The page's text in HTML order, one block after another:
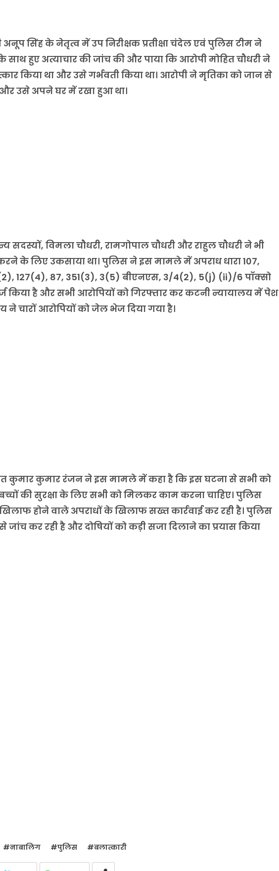
अनूप सिंह के नेतृत्व में उप निरीक्षक प्रतीक्षा चंदेल एवं पुलिस टीम ने
हुए अत्याचार की जांच की और पाया कि आरोपी मोहित चौधरी ने
किया था और उसे गर्भवती किया था। आरोपी ने मृतिका को जान से
उसे अपने घर में रखा हुआ था।
सदस्यों, विमला चौधरी, रामगोपाल चौधरी और राहुल चौधरी ने भी
के लिए उकसाया था। पुलिस ने इस मामले में अपराध धारा 107,
127(4), 87, 351(3), 3(5) बीएनएस, 3/4(2), 5(j) (ii)/6 पॉक्सो
किया है और सभी आरोपियों को गिरफ्तार कर कटनी न्यायालय में पेश
ने चारों आरोपियों को जेल भेज दिया गया है।
कुमार कुमार रंजन ने इस मामले में कहा है कि इस घटना से सभी को
की सुरक्षा के लिए सभी को मिलकर काम करना चाहिए। पुलिस
होने वाले अपराधों के खिलाफ सख्त कार्रवाई कर रही है। पुलिस
कर रही है और दोषियों को कड़ी सजा दिलाने का प्रयास किया
#नाबालिग #पुलिस #बलात्कारी